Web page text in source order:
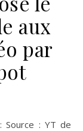
aux
par